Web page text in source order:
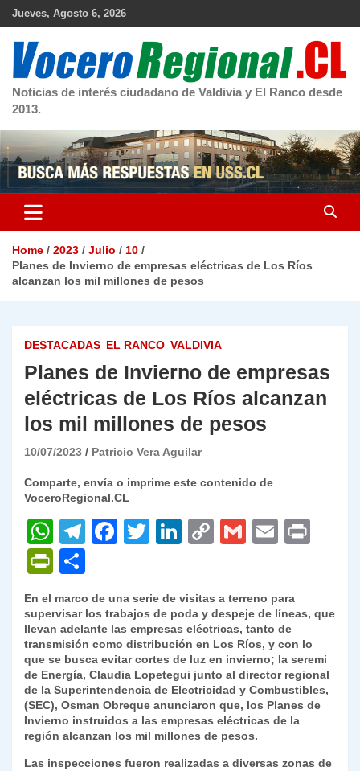
Skip
Jueves, Agosto 6, 2026
Noticias de interés ciudadano de Valdivia y El Ranco desde
2013.
Home 2023 Julio
10
Planes de Invierno de empresas eléctricas de Los Ríos
alcanzan los mil millones de pesos
DESTACADAS EL RANCO VALDIVIA
Planes de Invierno de empresas
eléctricas de Los Ríos alcanzan
los mil millones de pesos
10/07/2023 Patricio Vera Aguilar
Comparte, envía o imprime este contenido de
VoceroRegional.CL
W
h
at
s
A
p
p
T
gr
a
m
F
e
b
o
o
k
T
er
Li
e
dI
n
C
y
Li
n
k
G
l
E
l
P
nt
Fr
ie
n
dl
y
o
m
p
ar
tir
En el marco de una serie de visitas a terreno para
supervisar los trabajos de poda y despeje de líneas, que
llevan adelante las empresas eléctricas, tanto de
transmisión como distribución en Los Ríos, y con lo
que se busca evitar cortes de luz en invierno; la seremi
de Energía, Claudia Lopetegui junto al director regional
de la Superintendencia de Electricidad y Combustibles,
(SEC), Osman Obreque anunciaron que, los Planes de
Invierno instruidos a las empresas eléctricas de la
región alcanzan los mil millones de pesos.
Las inspecciones fueron realizadas a diversas zonas de